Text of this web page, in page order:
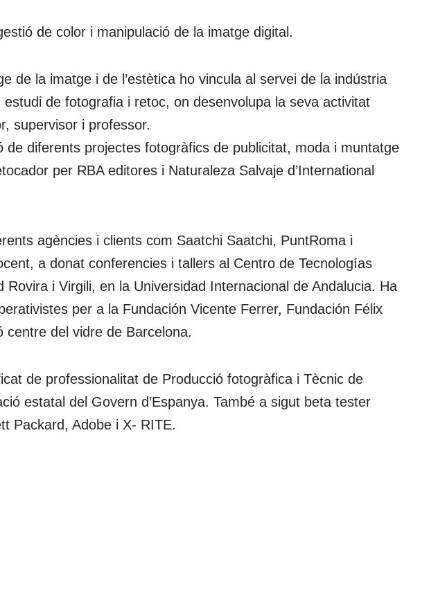
de color i manipulació de la imatge digital.
de la imatge i de l’estètica ho vincula al servei de la indústria
de fotografia i retoc, on desenvolupa la seva activitat
supervisor i professor.
de diferents projectes fotogràfics de publicitat, moda i muntatge
per RBA editores i Naturaleza Salvaje d’International
agències i clients com Saatchi Saatchi, PuntRoma i
a donat conferencies i tallers al Centro de Tecnologías
i Virgili, en la Universidad Internacional de Andalucia. Ha
per a la Fundación Vicente Ferrer, Fundación Félix
centre del vidre de Barcelona.
de professionalitat de Producció fotogràfica i Tècnic de
estatal del Govern d’Espanya. També a sigut beta tester
Packard, Adobe i X- RITE.